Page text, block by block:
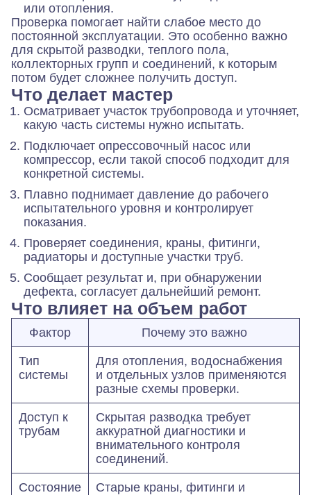
или отопления.
Проверка помогает найти слабое место до
постоянной эксплуатации. Это особенно важно
для скрытой разводки, теплого пола,
коллекторных групп и соединений, к которым
потом будет сложнее получить доступ.
Что делает мастер
Осматривает участок трубопровода и уточняет,
какую часть системы нужно испытать.
Подключает опрессовочный насос или
компрессор, если такой способ подходит для
конкретной системы.
Плавно поднимает давление до рабочего
испытательного уровня и контролирует
показания.
Проверяет соединения, краны, фитинги,
радиаторы и доступные участки труб.
Сообщает результат и, при обнаружении
дефекта, согласует дальнейший ремонт.
Что влияет на объем работ
Фактор Почему это важно
Тип
системы
Для отопления, водоснабжения
и отдельных узлов применяются
разные схемы проверки.
Доступ к
трубам
Скрытая разводка требует
аккуратной диагностики и
внимательного контроля
соединений.
Состояние
Старые краны, фитинги и